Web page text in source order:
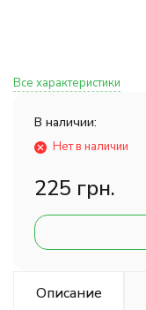
Все характеристики
В наличии:
Нет в наличии
225 грн.
Описание